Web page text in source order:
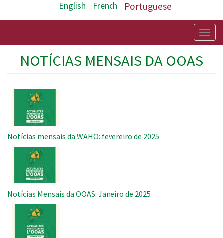
English French Portuguese
NOTÍCIAS MENSAIS DA OOAS
Imagem
Notícias mensais da WAHO: fevereiro de 2025
Imagem
Notícias Mensais da OOAS: Janeiro de 2025
Imagem